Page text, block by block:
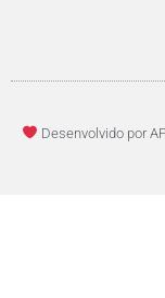
Desenvolvido por